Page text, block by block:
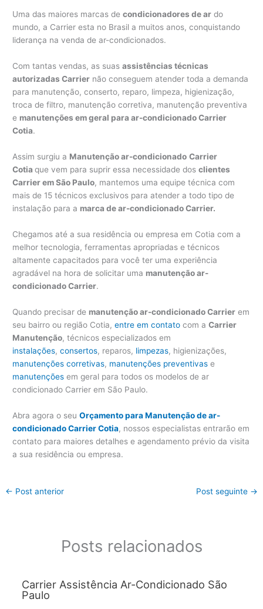
Uma das maiores marcas decondicionadores de ar do
mundo, a Carrier esta no Brasil a muitos anos, conquistando
liderança na venda de ar-condicionados.
Com tantas vendas, as suasassistências técnicas
autorizadas Carrier não conseguem atender toda a demanda
para manutenção, conserto, reparo, limpeza, higienização,
troca de filtro, manutenção corretiva, manutenção preventiva
e manutenções em geral para ar-condicionado Carrier
Cotia.
Assim surgiu a Manutenção ar-condicionado Carrier
Cotiaque vem para suprir essa necessidade dosclientes
Carrier em São Paulo, mantemos uma equipe técnica com
mais de 15 técnicos exclusivos para atender a todo tipo de
instalação para a marca de ar-condicionado Carrier.
Chegamos até a sua residência ou empresa em Cotia com a
melhor tecnologia, ferramentas apropriadas e técnicos
altamente capacitados para você ter uma experiência
agradável na hora de solicitar uma manutenção ar-
condicionado Carrier.
Quando precisar de manutenção ar-condicionado Carrier em
seu bairro ou região Cotia,entre em contato com aCarrier
Manutenção, técnicos especializados em
instalações,consertos, reparos, limpezas, higienizações,
manutenções corretivas, manutenções preventivas e
manutenções em geral para todos os modelos de ar
condicionado Carrier em São Paulo.
Abra agora o seuOrçamento para Manutenção de ar-
condicionado Carrier Cotia, nossos especialistas entrarão em
contato para maiores detalhes e agendamento prévio da visita
a sua residência ou empresa.
← Post anterior Post seguinte →
Posts relacionados
Carrier Assistência Ar-Condicionado São
Paulo